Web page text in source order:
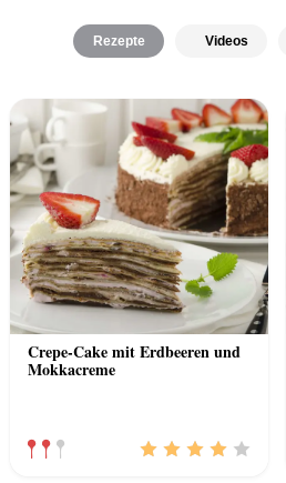
Rezepte Videos
Crepe-Cake mit Erdbeeren und
Mokkacreme